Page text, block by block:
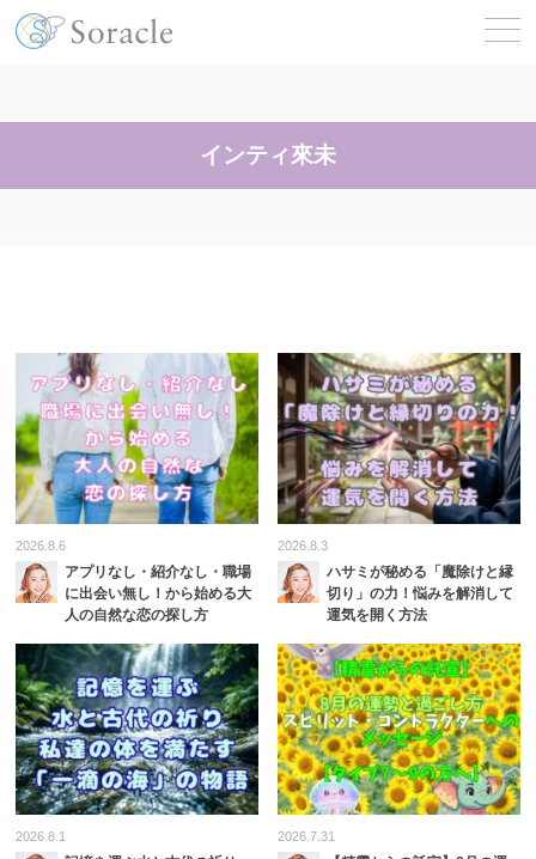
インティ來未
2026.8.6
アプリなし・紹介なし・職場
に出会い無し！から始める大
人の自然な恋の探し方
2026.8.3
ハサミが秘める「魔除けと縁
切り」の力！悩みを解消して
運気を開く方法
2026.8.1 2026.7.31